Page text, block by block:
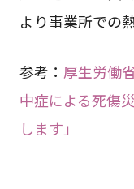
より事業所での
参考： 厚生労働
中症による死傷
します」